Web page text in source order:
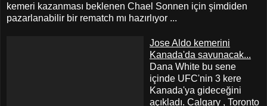
kemeri kazanması beklenen Chael Sonnen için şimdiden
pazarlanabilir bir rematch mı hazırlıyor ...
Jose Aldo kemerini
Kanada'da savunacak...
Dana White bu sene
içinde UFC'nin 3 kere
Kanada'ya gideceğini
açıkladı. Calgary , Toronto